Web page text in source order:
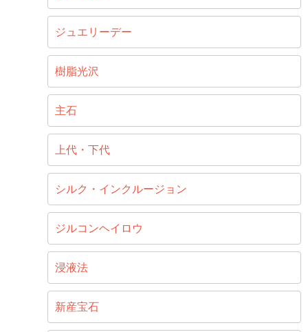
ジュエリーデー
樹脂光沢
主石
上代・下代
シルク・インクルージョン
ジルコンヘイロウ
浸液法
新産宝石